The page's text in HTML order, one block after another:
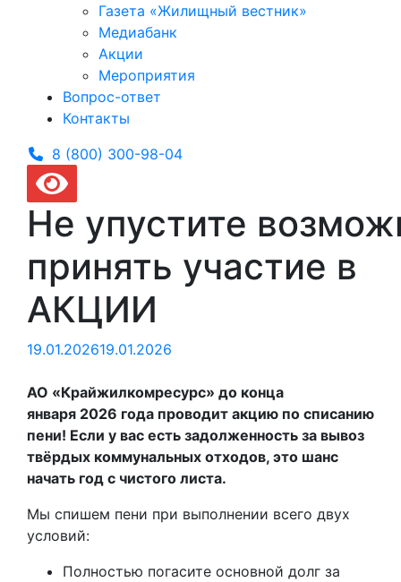
Газета «Жилищный вестник»
Медиабанк
Акции
Мероприятия
Вопрос-ответ
Контакты
8 (800) 300-98-04
Не упустите
принять участие в
АКЦИИ
19.01.202619.01.2026
АО «Крайжилкомресурс» до конца
января 2026 года проводит акцию по списанию
пени! Если у вас есть задолженность за вывоз
твёрдых коммунальных отходов, это шанс
начать год с чистого листа.
Мы спишем пени при выполнении всего двух
условий:
Полностью погасите основной долг за